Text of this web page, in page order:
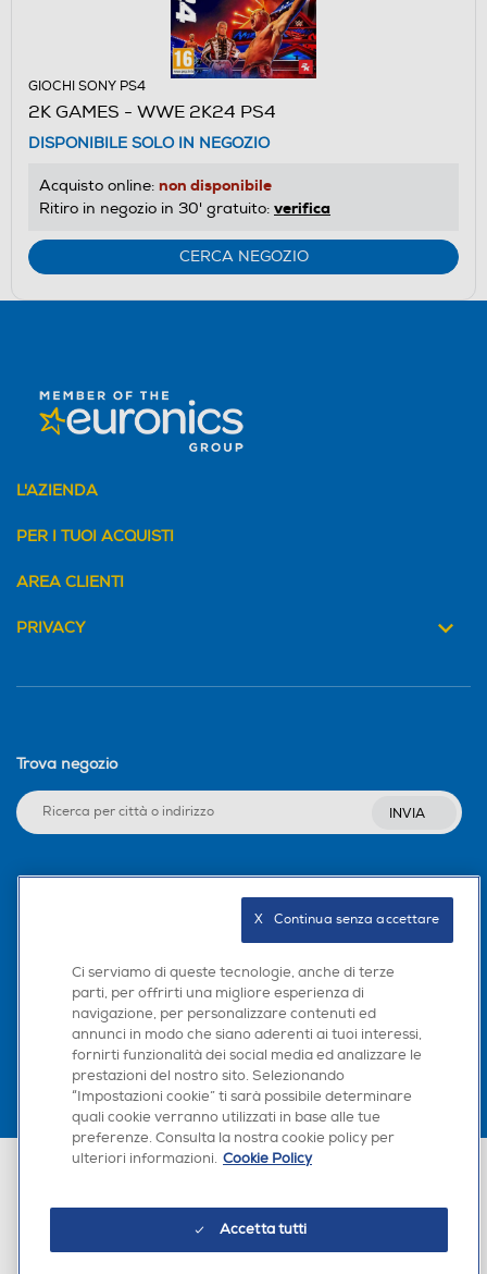
GIOCHI SONY PS4
2K GAMES - WWE 2K24 PS4
DISPONIBILE SOLO IN NEGOZIO
Acquisto online: non disponibile
Ritiro in negozio in 30' gratuito: verifica
CERCA NEGOZIO
L'AZIENDA
PER I TUOI ACQUISTI
AREA CLIENTI
PRIVACY
Trova negozio
INVIA
Scarica la nostra app
Euronics Italia SpA. Sede legale Via Montefeltro, 6/a 20156 Milano
Ci serviamo di queste tecnologie, anche di terze
parti, per offrirti una migliore esperienza di
navigazione, per personalizzare contenuti ed
annunci in modo che siano aderenti ai tuoi interessi,
fornirti funzionalità dei social media ed analizzare le
prestazioni del nostro sito. Selezionando
“Impostazioni cookie” ti sarà possibile determinare
quali cookie verranno utilizzati in base alle tue
preferenze. Consulta la nostra cookie policy per
ulteriori informazioni. Cookie Policy
Accetta tutti
X   Continua senza accettare